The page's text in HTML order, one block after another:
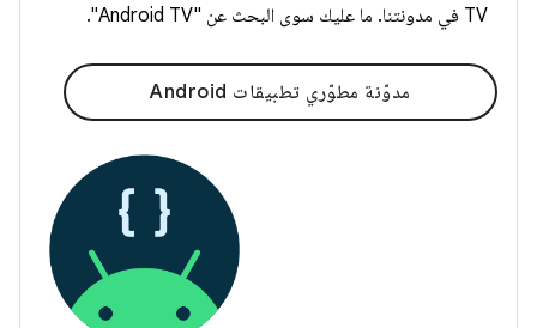
TV في مدونتنا. ما عليك سوى البحث عن "Android TV".
مدوّنة مطوّري تطبيقات Android